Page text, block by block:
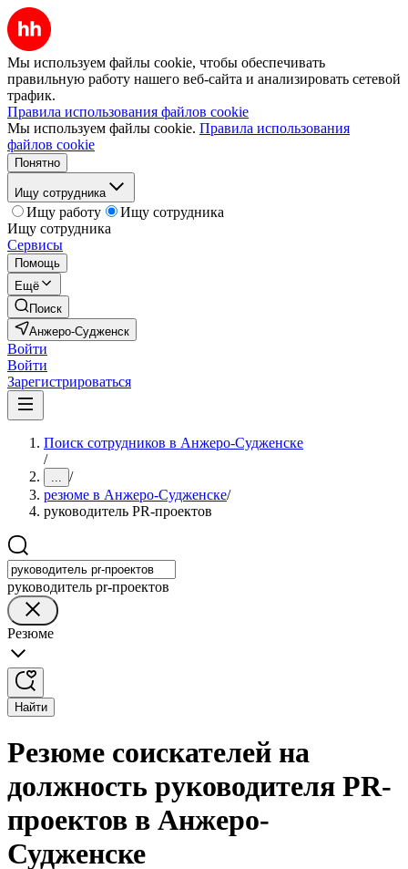
Мы используем файлы cookie, чтобы обеспечивать
правильную работу нашего веб-сайта и анализировать сетевой
трафик.
Правила использования файлов cookie
Мы используем файлы cookie. Правила использования
файлов cookie
Понятно
Ищу сотрудника
Ищу работу
Ищу сотрудника
Ищу сотрудника
Сервисы
Помощь
Ещё
Поиск
Анжеро-Судженск
Войти
Войти
Зарегистрироваться
Поиск сотрудников в Анжеро-Судженске
/
... /
резюме в Анжеро-Судженске/
руководитель PR-проектов
руководитель pr-проектов
Резюме
Найти
Резюме соискателей на
должность руководителя PR-
проектов в Анжеро-
Судженске